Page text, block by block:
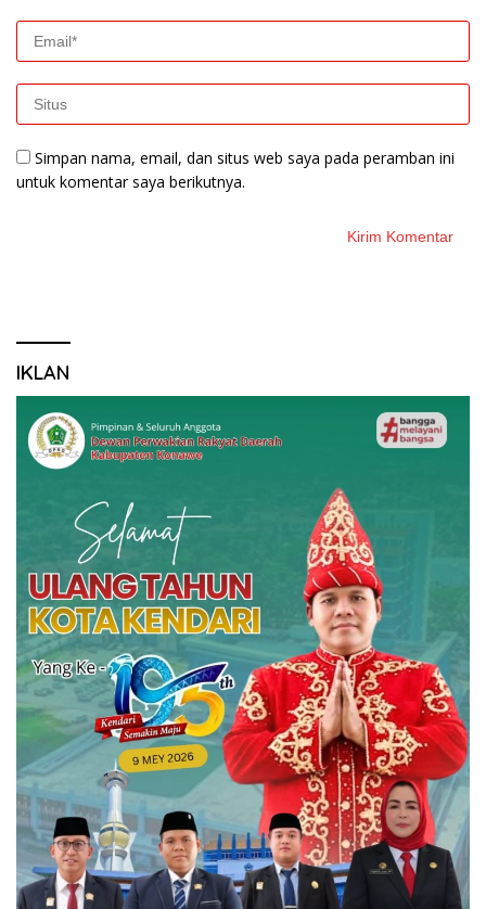
Simpan nama, email, dan situs web saya pada peramban ini
untuk komentar saya berikutnya.
IKLAN